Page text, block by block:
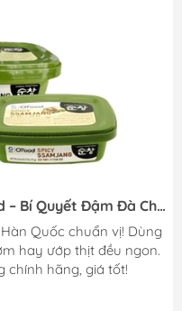
– Bí Quyết Đậm Đà Cho
Quốc chuẩn vị! Dùng
hay ướp thịt đều ngon.
chính hãng, giá tốt!